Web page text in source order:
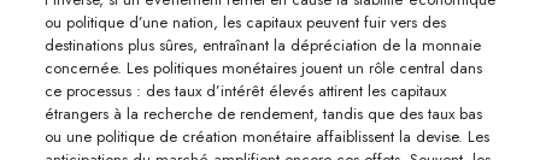
ou politique d’une nation, les capitaux peuvent fuir vers des
destinations plus sûres, entraînant la dépréciation de la monnaie
concernée. Les politiques monétaires jouent un rôle central dans
ce processus : des taux d’intérêt élevés attirent les capitaux
étrangers à la recherche de rendement, tandis que des taux bas
ou une politique de création monétaire affaiblissent la devise. Les